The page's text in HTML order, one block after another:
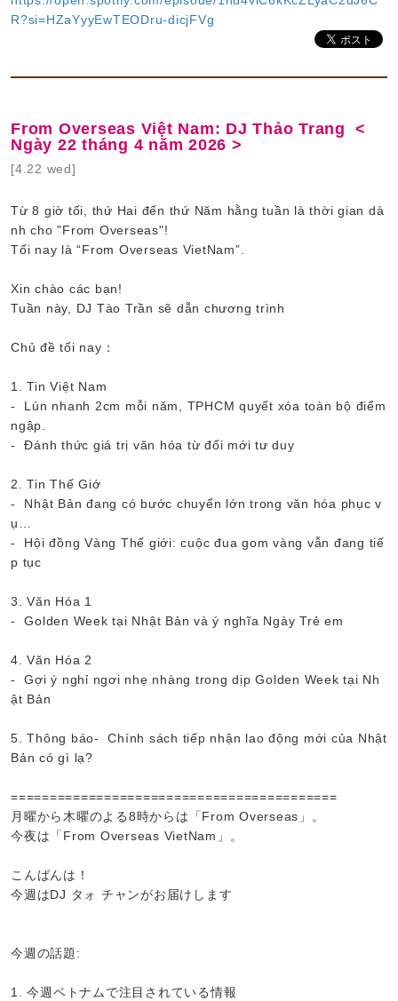
R?si=HZaYyyEwTEODru-dicjFVg
From Overseas Việt Nam: DJ Thảo Trang <
Ngày 22 tháng 4 năm 2026 >
[4.22 wed]
Từ 8 giờ tối, thứ Hai đến thứ Năm hằng tuần là thời gian dà
nh cho "From Overseas"!
Tối nay là “From Overseas VietNam”.
Xin chào các bạn!
Tuần này, DJ Tào Trần sẽ dẫn chương trình
Chủ đề tối nay：
1. Tin Việt Nam
- Lún nhanh 2cm mỗi năm, TPHCM quyết xóa toàn bộ điểm
ngập.
- Đánh thức giá trị văn hóa từ đổi mới tư duy
2. Tin Thế Giớ
- Nhật Bản đang có bước chuyển lớn trong văn hóa phục v
ụ…
- Hội đồng Vàng Thế giới: cuộc đua gom vàng vẫn đang tiế
p tục
3. Văn Hóa 1
- Golden Week tại Nhật Bản và ý nghĩa Ngày Trẻ em
4. Văn Hóa 2
- Gợi ý nghỉ ngơi nhẹ nhàng trong dịp Golden Week tại Nh
ật Bản
5. Thông báo- Chính sách tiếp nhận lao động mới của Nhật
Bản có gì lạ?
==========================================
月曜から木曜のよる8時からは「From Overseas」。
今夜は「From Overseas VietNam」。
こんばんは！
今週はDJ タォ チャンがお届けします
今週の話題:
1. 今週ベトナムで注目されている情報